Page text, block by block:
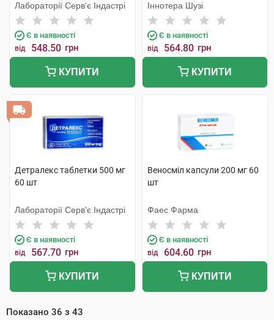
Лабораторії Серв'є Індастрі
Є в наявності
від 548.50 грн
КУПИТИ
Іннотера Шузі
Є в наявності
від 564.80 грн
КУПИТИ
Детралекс таблетки 500 мг
60 шт
Лабораторії Серв'є Індастрі
Є в наявності
від 567.70 грн
КУПИТИ
Веносміл капсули 200 мг 60
шт
Фаес Фарма
Є в наявності
від 604.60 грн
КУПИТИ
Показано 36 з 43